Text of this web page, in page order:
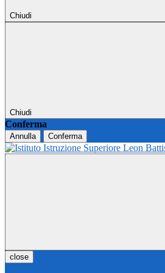
Chiudi
Chiudi
Conferma
Annulla Conferma
close